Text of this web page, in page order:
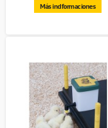
Más indformaciones